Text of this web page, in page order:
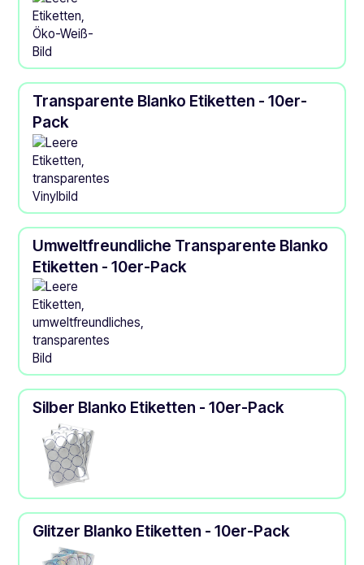
Transparente Blanko Etiketten - 10er-
Pack
Umweltfreundliche Transparente Blanko
Etiketten - 10er-Pack
Silber Blanko Etiketten - 10er-Pack
Glitzer Blanko Etiketten - 10er-Pack